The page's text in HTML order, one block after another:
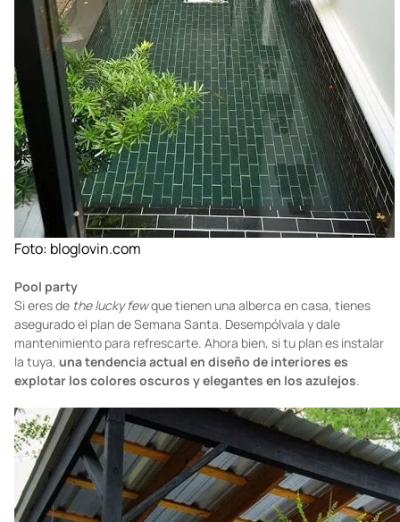
Foto:bloglovin.com
Pool party
Si eres de
the lucky few que tienen una alberca en casa, tienes
asegurado el plan de Semana Santa. Desempólvala y dale
mantenimiento para refrescarte. Ahora bien, si tu plan es instalar
la tuya, una tendencia actual en diseño de interiores es
explotar los colores oscuros y elegantes en los azulejos.